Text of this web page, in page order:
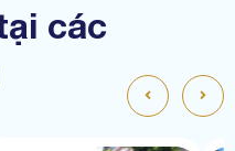
các